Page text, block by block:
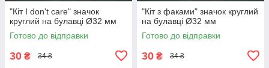
"Кіт I don't care" значок
круглий на булавці Ø32 мм
Готово до відправки
30 ₴ 34 ₴
"Кіт з факами" значок круглий
на булавці Ø32 мм
Готово до відправки
30 ₴ 34 ₴